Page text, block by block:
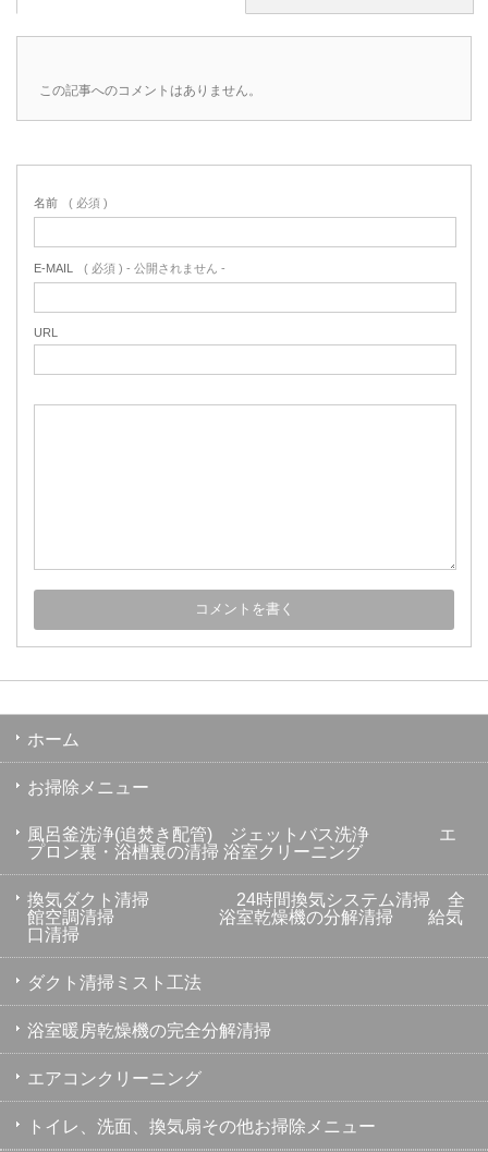
この記事へのコメントはありません。
名前 ( 必須 )
E-MAIL ( 必須 ) - 公開されません -
URL
ホーム
お掃除メニュー
風呂釜洗浄(追焚き配管) ジェットバス洗浄 エ
プロン裏・浴槽裏の清掃 浴室クリーニング
換気ダクト清掃 24時間換気システム清掃 全
館空調清掃 浴室乾燥機の分解清掃 給気
口清掃
ダクト清掃ミスト工法
浴室暖房乾燥機の完全分解清掃
エアコンクリーニング
トイレ、洗面、換気扇その他お掃除メニュー